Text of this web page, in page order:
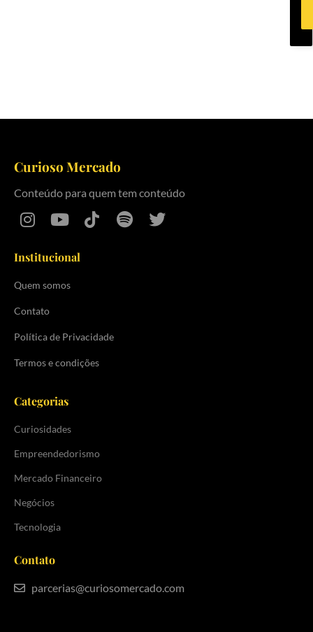
Curioso Mercado
Conteúdo para quem tem conteúdo
Institucional
Quem somos
Contato
Política de Privacidade
Termos e condições
Categorias
Curiosidades
Empreendedorismo
Mercado Financeiro
Negócios
Tecnologia
Contato
parcerias@curiosomercado.com